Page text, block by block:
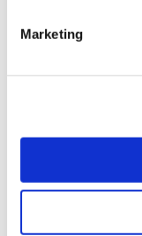
Marketing